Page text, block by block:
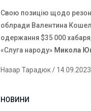
Свою позицію щодо
облради Валентина
одержання $35 000
«Слуга народу» Микола
Назар Тарадюк/ 14.09.2023
НОВИНИ